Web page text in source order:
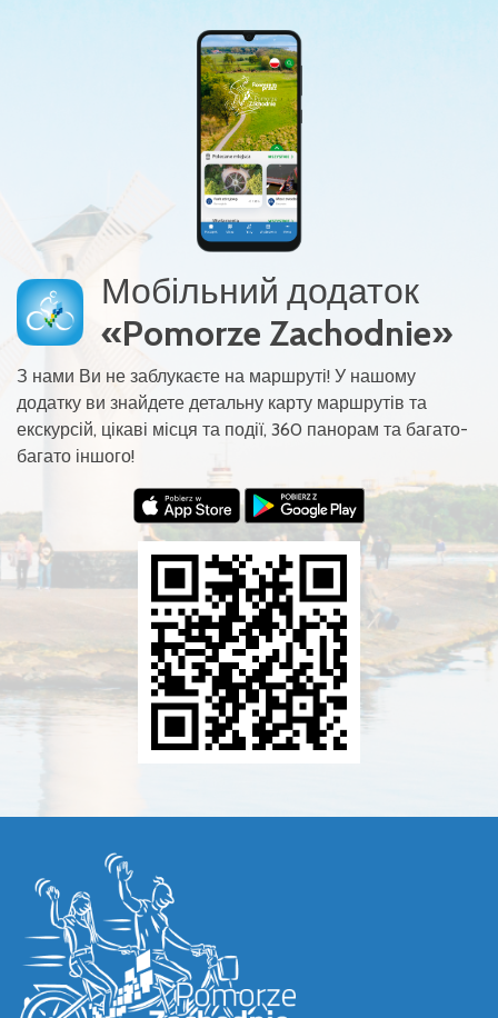
Мобільний додаток
«Pomorze Zachodnie»
З нами Ви не заблукаєте на маршруті! У нашому
додатку ви знайдете детальну карту маршрутів та
екскурсій, цікаві місця та події, 360 панорам та багато-
багато іншого!